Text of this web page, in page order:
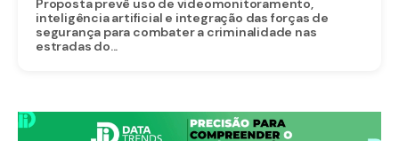
inteligência artificial e integração das forças de
segurança para combater a criminalidade nas
estradas do...